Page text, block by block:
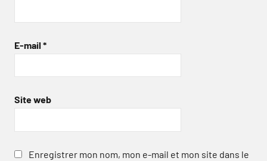
E-mail *
Site web
Enregistrer mon nom, mon e-mail et mon site dans le